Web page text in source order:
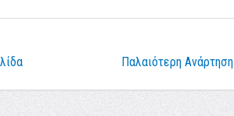
Παλαιότερη Ανάρτηση